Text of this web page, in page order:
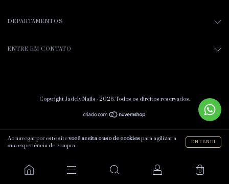
Ao navegar por este sitevocê aceita o uso de cookiespara agilizar a
sua experiência de compra.
ENTENDI
0
DEPARTAMENTOS
ENTRE EM CONTATO
Copyright Jadely Nails - 2026. Todos os direitos reservados.